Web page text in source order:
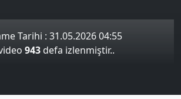
Tarihi : 31.05.2026 04:55
943defa izlenmiştir..